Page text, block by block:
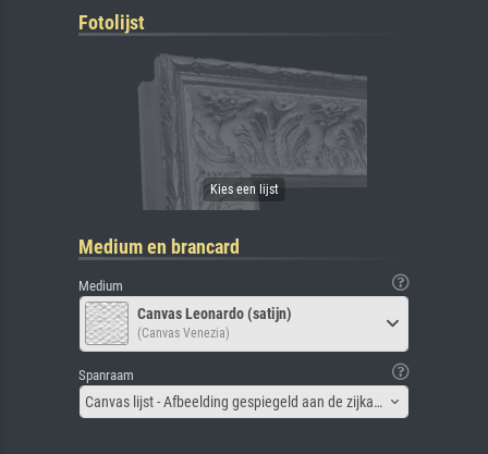
Fotolijst
Medium en brancard
Medium
Canvas Leonardo (satijn)
(Canvas Venezia)
Spanraam
Canvas lijst - Afbeelding gespiegeld aan de zijkant